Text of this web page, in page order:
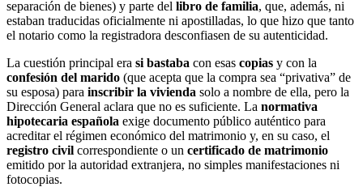
separación de bienes) y parte del libro de familia, que, además, ni
estaban traducidas oficialmente ni apostilladas, lo que hizo que tanto
el notario como la registradora desconfiasen de su autenticidad.
La cuestión principal era si bastaba con esas copias y con la
confesión del marido (que acepta que la compra sea “privativa” de
su esposa) para inscribir la vivienda solo a nombre de ella, pero la
Dirección General aclara que no es suficiente. La normativa
hipotecaria española exige documento público auténtico para
acreditar el régimen económico del matrimonio y, en su caso, el
registro civil correspondiente o un certificado de matrimonio
emitido por la autoridad extranjera, no simples manifestaciones ni
fotocopias.